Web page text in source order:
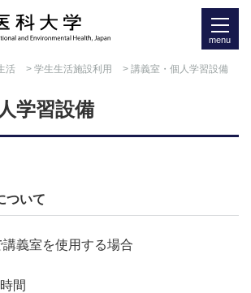
menu
活 > 学生生活施設利用 > 講義室・個人学習設備
学習設備
ついて
義室を使用する場合
間